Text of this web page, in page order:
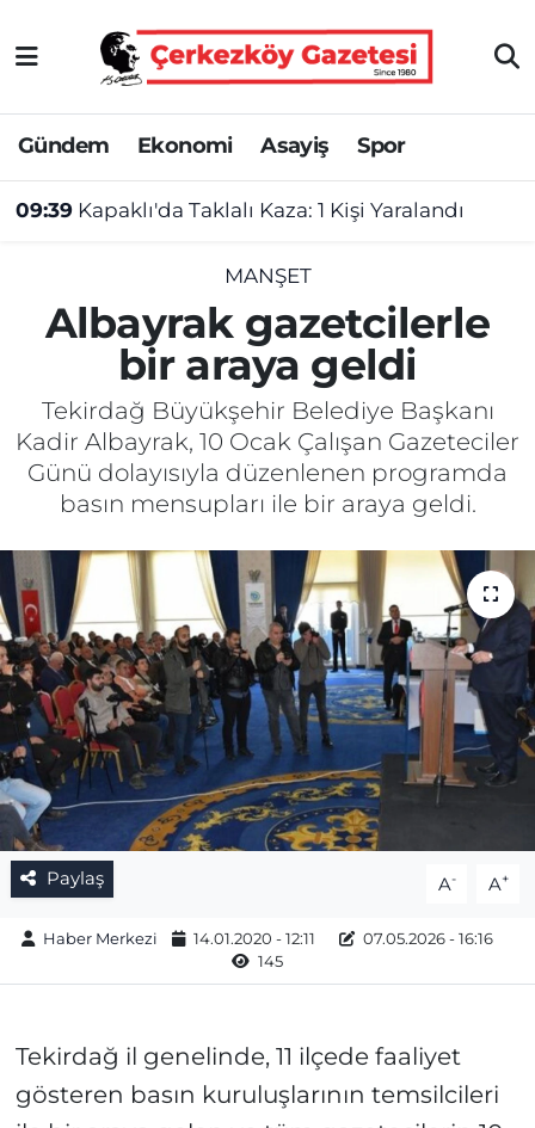
Gündem Ekonomi Asayiş Spor
09:39 Kapaklı'da Taklalı Kaza: 1 Kişi Yaralandı
MANŞET
Albayrak gazetcilerle
bir araya geldi
Tekirdağ Büyükşehir Belediye Başkanı
Kadir Albayrak, 10 Ocak Çalışan Gazeteciler
Günü dolayısıyla düzenlenen programda
basın mensupları ile bir araya geldi.
Paylaş A- A+
Haber Merkezi 14.01.2020 - 12:11
07.05.2026 - 16:16
145
Tekirdağ il genelinde, 11 ilçede faaliyet
gösteren basın kuruluşlarının temsilcileri
Asayiş
Ekonomi
Gündem
Kültür&Sanat
Manşet
SAĞLIK
Spor
Gizlilik Sözleşmesi
İletişim
Künye
Topluluk Kuralları
Yayın İlkeleri
Tekirdağ Nöbetçi Eczaneler
Tekirdağ Hava Durumu
Tekirdağ Namaz Vakitleri
Tekirdağ Trafik Yoğunluk Haritası
Süper Lig Puan Durumu ve Fikstür
Tüm Manşetler
Son Dakika Haberleri
Haber Arşivi